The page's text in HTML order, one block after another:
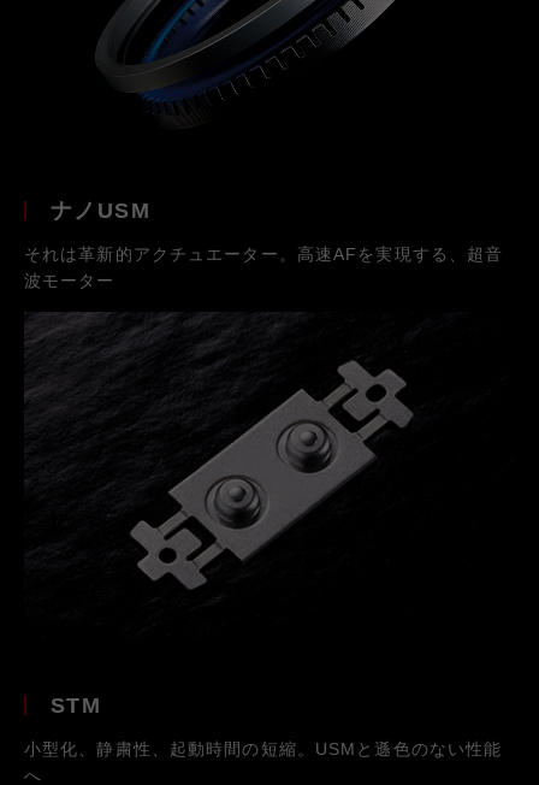
ナノUSM
それは革新的アクチュエーター。高速AFを実現する、超音
波モーター
STM
小型化、静粛性、起動時間の短縮。USMと遜色のない性能
へ